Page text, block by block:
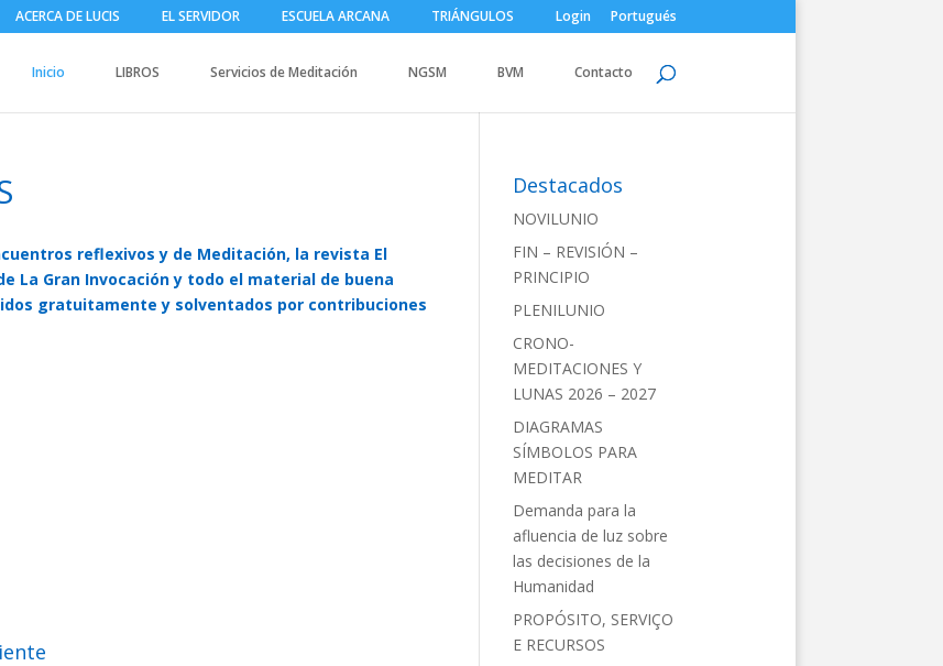
ACERCA DE LUCIS EL SERVIDOR ESCUELA ARCANA TRIÁNGULOS Login Portugués
Inicio LIBROS Servicios de Meditación NGSM BVM Contacto
reflexivos y de Meditación, la revista El
La Gran Invocación y todo el material de buena
gratuitamente y solventados por contribuciones
Destacados
NOVILUNIO
FIN – REVISIÓN –
PRINCIPIO
PLENILUNIO
CRONO-
MEDITACIONES Y
LUNAS 2026 – 2027
DIAGRAMAS
SÍMBOLOS PARA
MEDITAR
Demanda para la
afluencia de luz sobre
las decisiones de la
Humanidad
PROPÓSITO, SERVIÇO
E RECURSOS